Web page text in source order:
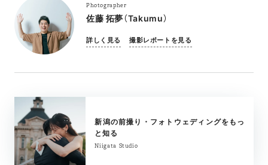
Photographer
佐藤 拓夢（Takumu）
詳しく見る 撮影レポートを見る
新潟の前撮り・フォトウェディングをもっ
と知る
Niigata Studio